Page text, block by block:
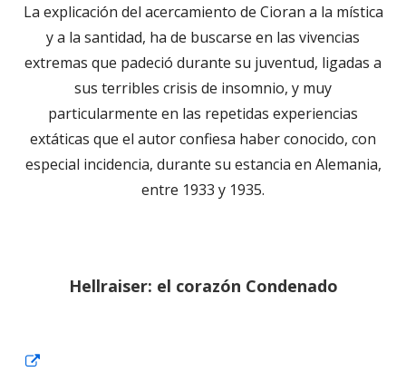
La explicación del acercamiento de Cioran a la mística
y a la santidad, ha de buscarse en las vivencias
extremas que padeció durante su juventud, ligadas a
sus terribles crisis de insomnio, y muy
particularmente en las repetidas experiencias
extáticas que el autor confiesa haber conocido, con
especial incidencia, durante su estancia en Alemania,
entre 1933 y 1935.
Hellraiser: el corazón Condenado